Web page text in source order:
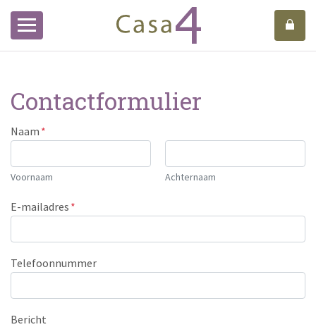
Contactformulier
Naam *
Voornaam Achternaam
E-mailadres *
Telefoonnummer
Bericht